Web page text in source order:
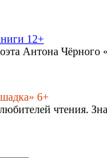
12+
Антона
6+
чтения.